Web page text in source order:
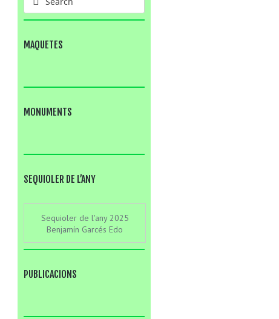
MAQUETES
MONUMENTS
SEQUIOLER DE L’ANY
Sequioler de l'any 2025
Benjamín Garcés Edo
PUBLICACIONS